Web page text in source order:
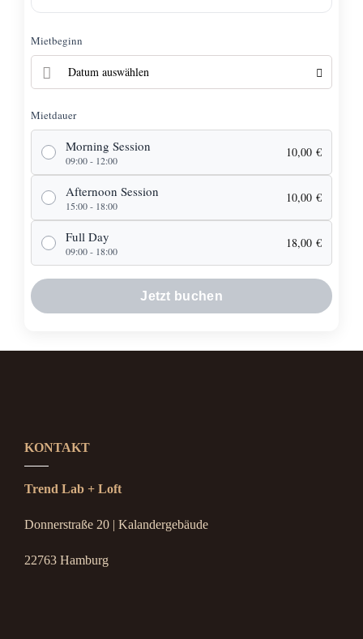
Mietbeginn
Mietdauer
Morning Session
09:00 - 12:00
10,00 €
Afternoon Session
15:00 - 18:00
10,00 €
Full Day
09:00 - 18:00
18,00 €
Jetzt buchen
KONTAKT
Trend Lab + Loft
Donnerstraße 20 | Kalandergebäude
22763 Hamburg